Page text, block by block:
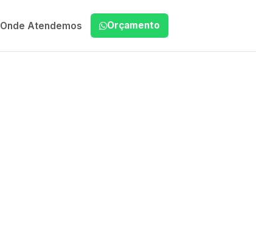
Onde Atendemos Orçamento